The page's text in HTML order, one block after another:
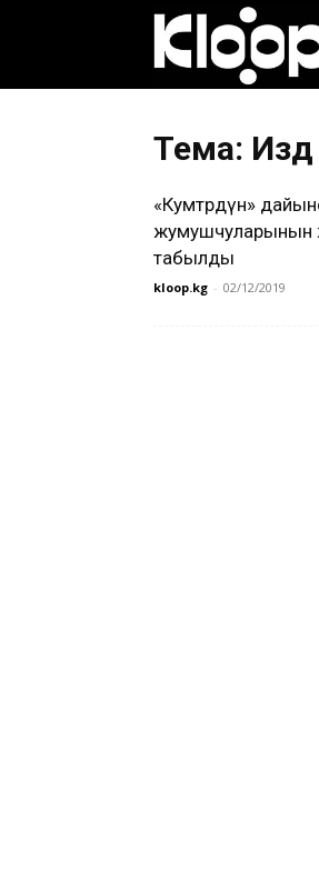
Тема:
«Кумтөрдүн»
жумушчуларынын
табылды
kloop.kg - 02/12/2019